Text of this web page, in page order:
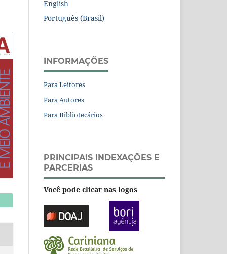
English
Português (Brasil)
INFORMAÇÕES
Para Leitores
Para Autores
Para Bibliotecários
PRINCIPAIS INDEXAÇÕES E
PARCERIAS
Você pode clicar nas logos